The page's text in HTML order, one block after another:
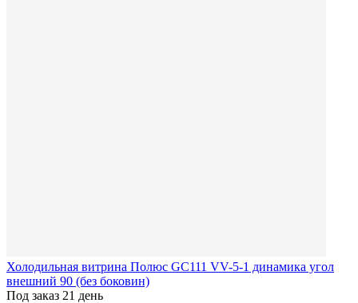
Холодильная витрина Полюс GC111 VV-5-1 динамика угол
внешний 90 (без боковин)
Под заказ 21 день